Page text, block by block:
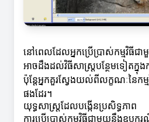
នៅពេលដែលអ្នកប្រើប្រាស់កម្មវិធីជ
អាចដឹងដល់វិធីសាស្ត្របន្ថែមទៀតក្នុ
ប៉ុន្តែអ្នកគួរស្វែងយល់ពីលក្ខណៈនៃកម្
ផងដែរ។
យុទ្ធសាស្ត្រដែលបង្កើនប្រសិទ្ធភាព
ការប្រើប្រាស់កម្មវិធីជាមួយនឹងឧបក